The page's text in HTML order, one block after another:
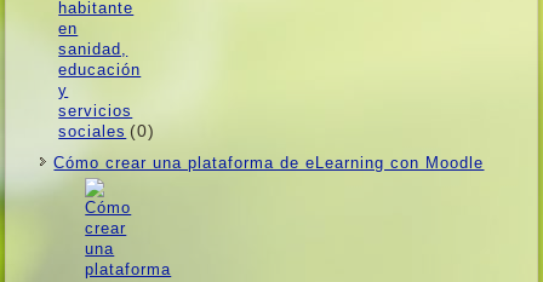
(0)
Cómo crear una plataforma de eLearning con Moodle